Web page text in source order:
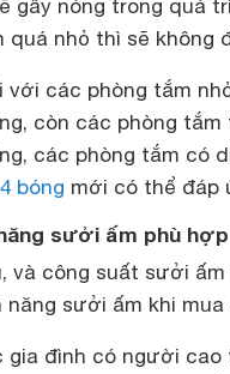
gây nóng trong quá
nhỏ thì sẽ không
với các phòng tắm
còn các phòng
các phòng tắm có
bóng mới có thể đáp
sưởi ấm phù hợp
và công suất sưởi
sưởi ấm khi
gia đình có người cao